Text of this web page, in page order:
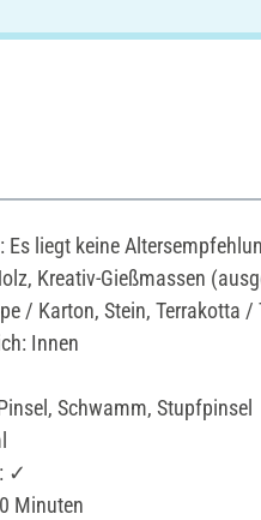
Es liegt keine
Kreativ-Gießmassen
/ Karton, Stein, Terrakotta /
Innen
Schwamm, Stupfpinsel
✓
Minuten